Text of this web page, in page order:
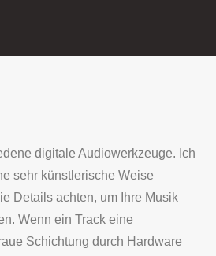
digitale Audiowerkzeuge. Ich
sehr künstlerische Weise
Details achten, um Ihre Musik
Wenn ein Track eine
Schichtung durch Hardware